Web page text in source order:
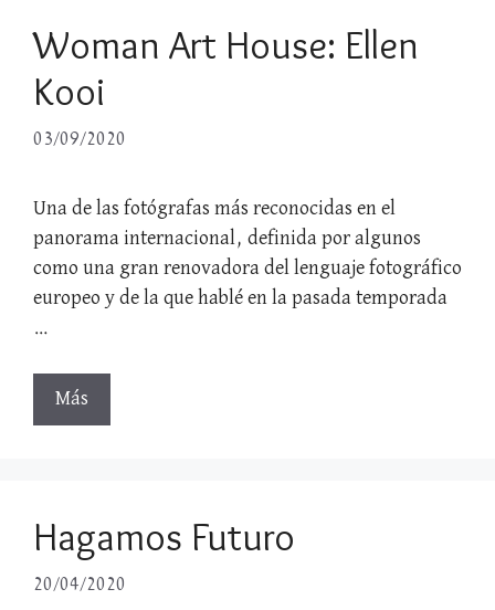
Woman Art House: Ellen
Kooi
03/09/2020
Una de las fotógrafas más reconocidas en el
panorama internacional, definida por algunos
como una gran renovadora del lenguaje fotográfico
europeo y de la que hablé en la pasada temporada
…
Más
Hagamos Futuro
20/04/2020